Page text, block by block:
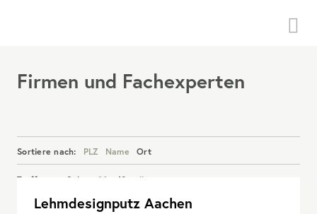
Firmen und Fachexperten
Sortiere nach: PLZ Name Ort
Treffer pro Seite: 20 40 alle
Details anzeigen
Lehmdesignputz Aachen